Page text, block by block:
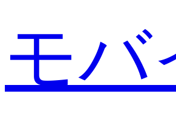
モバ